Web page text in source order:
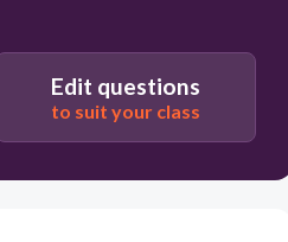
sesuatu
Edit questions
to suit your class